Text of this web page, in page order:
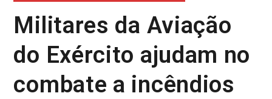
Militares da Aviação
do Exército ajudam no
combate a incêndios